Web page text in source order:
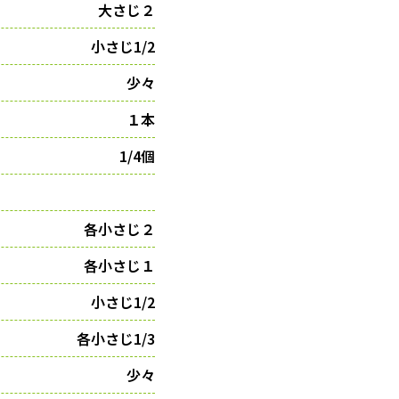
大さじ２
小さじ1/2
少々
１本
1/4個
各小さじ２
各小さじ１
小さじ1/2
各小さじ1/3
少々